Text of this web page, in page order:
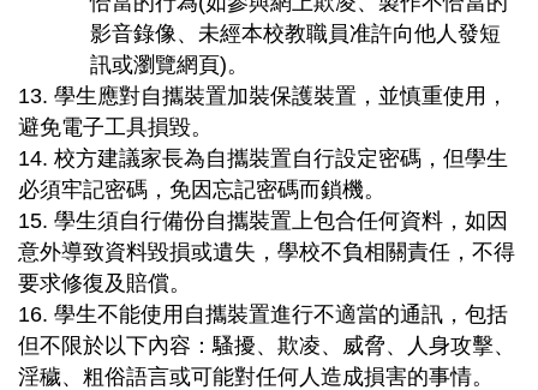
影音錄像、未經本校教職員准許向他人發短
訊或瀏覽網頁)。
13. 學生應對自攜裝置加裝保護裝置，並慎重使用，
避免電子工具損毀。
14. 校方建議家長為自攜裝置自行設定密碼，但學生
必須牢記密碼，免因忘記密碼而鎖機。
15. 學生須自行備份自攜裝置上包合任何資料，如因
意外導致資料毀損或遺失，學校不負相關責任，不得
要求修復及賠償。
16. 學生不能使用自攜裝置進行不適當的通訊，包括
但不限於以下內容：騷擾、欺凌、威脅、人身攻擊、
淫穢、粗俗語言或可能對任何人造成損害的事情。